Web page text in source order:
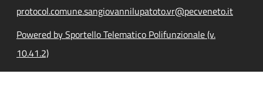
protocol.comune.sangiovannilupatoto.vr@pecveneto.it
Powered by Sportello Telematico Polifunzionale (v.
10.41.2)